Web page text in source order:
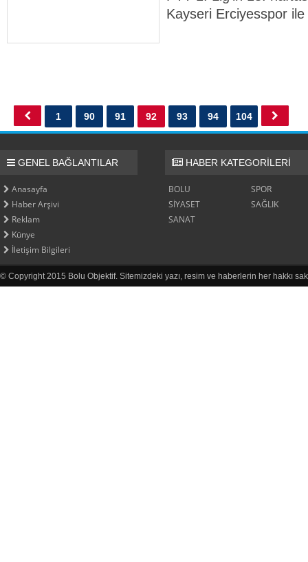
Kayseri Erciyesspor
1 90 91 92 93 94 104
GENEL BAĞLANTILAR
Anasayfa
Haber Arşivi
Reklam
Künye
İletişim Bilgileri
HABER KATEGORİLERİ
BOLU
SPOR
SİYASET
SAĞLIK
SANAT
© Copyright 2015 Bolu Objektif. Sitemizdeki yazı, resim ve haberlerin her hakkı